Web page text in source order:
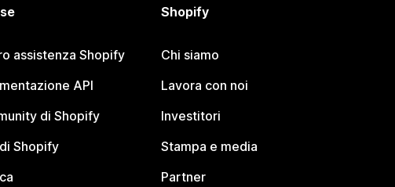
assistenza Shopify
API
di Shopify
Shopify
Shopify
Chi siamo
Lavora con noi
Investitori
Stampa e media
Partner